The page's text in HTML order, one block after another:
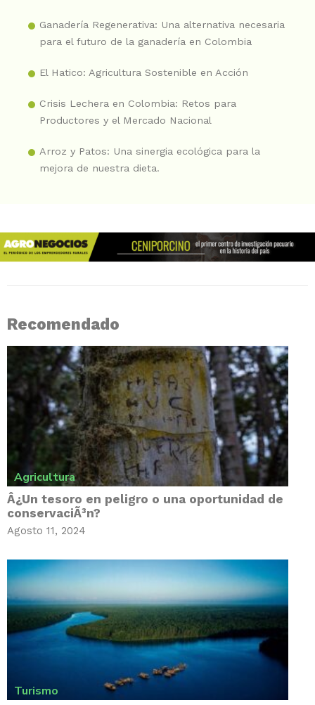
Ganadería Regenerativa: Una alternativa necesaria
para el futuro de la ganadería en Colombia
El Hatico: Agricultura Sostenible en Acción
Crisis Lechera en Colombia: Retos para
Productores y el Mercado Nacional
Arroz y Patos: Una sinergia ecológica para la
mejora de nuestra dieta.
Recomendado
Agricultura
Â¿Un tesoro en peligro o una oportunidad de
conservaciÃ³n?
Agosto 11, 2024
Turismo